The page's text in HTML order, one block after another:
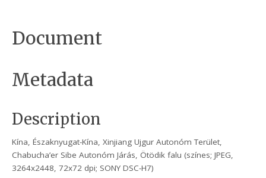
Document
Metadata
Description
Kína, Északnyugat-Kína, Xinjiang Ujgur Autonóm Terület,
Chabucha’er Sibe Autonóm Járás, Ötödik falu (színes; JPEG,
3264x2448, 72x72 dpi; SONY DSC-H7)